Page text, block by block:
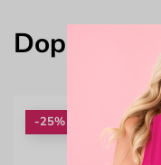
Doplň svůj
-25%